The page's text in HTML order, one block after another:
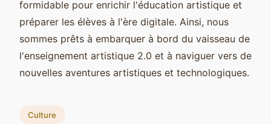
formidable pour enrichir l'éducation artistique et
préparer les élèves à l'ère digitale. Ainsi, nous
sommes prêts à embarquer à bord du vaisseau de
l'enseignement artistique 2.0 et à naviguer vers de
nouvelles aventures artistiques et technologiques.
Culture